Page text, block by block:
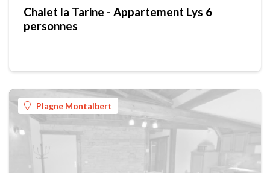
Chalet la Tarine - Appartement Lys 6
personnes
Plagne Montalbert